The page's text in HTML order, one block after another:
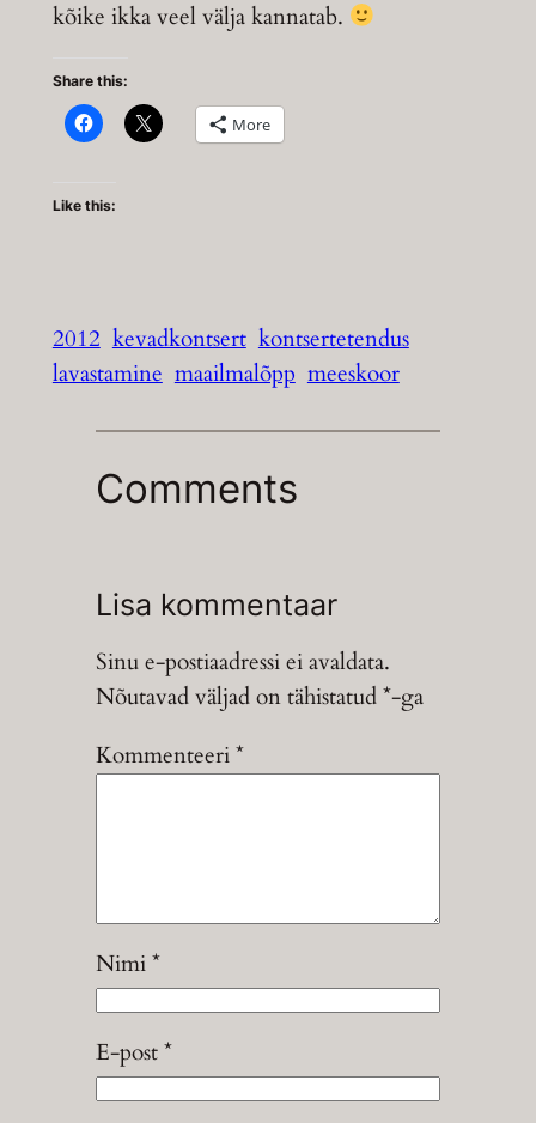
kõike ikka veel välja kannatab.
Share this:
More
Like this:
2012 kevadkontsert kontsertetendus
lavastamine maailmalõpp meeskoor
Comments
Lisa kommentaar
Sinu e-postiaadressi ei avaldata.
Nõutavad väljad on tähistatud*-ga
Kommenteeri*
Nimi*
E-post*